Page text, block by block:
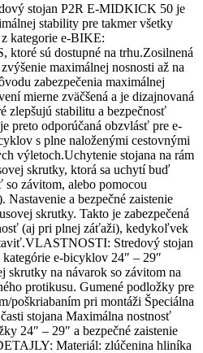
stojan P2R E-MIDKICK 50 je
stability pre takmer všetky
kategorie e-BIKE:
sú dostupné na trhu.Zosilnená
maximálnej nosnosti až na
zabezpečenia maximálnej
mierne zväčšená a je dizajnovaná
zlepšujú stabilitu a bezpečnosť
preto odporúčaná obzvlásť pre e-
s plne naloženými cestovnými
výletoch.Uchytenie stojana na rám
skrutky, ktorá sa uchytí buď
so závitom, alebo pomocou
Nastavenie a bezpečné zaistenie
skrutky. Takto je zabezpečená
(aj pri plnej záťaži), kedykoľvek
Stredový stojan
e-bicyklov 24″ – 29″
skrutky na návarok so závitom na
protikusu. Gumené podložky pre
poškriabaním pri montáži Špeciálna
stojana Maximálna nostnosť
24″ – 29″ a bezpečné zaistenie
Materiál: zlúčenina hliníka